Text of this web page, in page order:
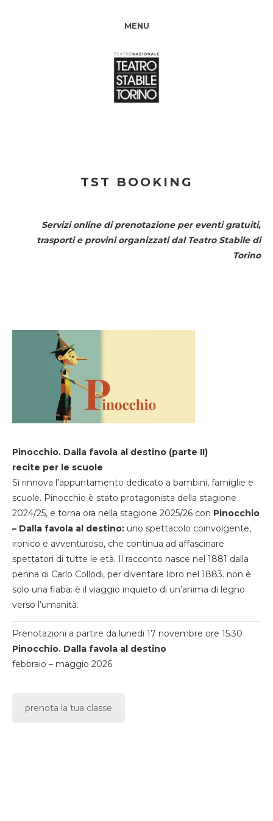
MENU
TST BOOKING
Servizi online di prenotazione per eventi gratuiti,
trasporti e provini organizzati dal Teatro Stabile di
Torino
Pinocchio. Dalla favola al destino (parte II)
recite per le scuole
Si rinnova l’appuntamento dedicato a bambini, famiglie e
scuole. Pinocchio è stato protagonista della stagione
2024/25, e torna ora nella stagione 2025/26 con Pinocchio
– Dalla favola al destino: uno spettacolo coinvolgente,
ironico e avventuroso, che continua ad affascinare
spettatori di tutte le età. Il racconto nasce nel 1881 dalla
penna di Carlo Collodi, per diventare libro nel 1883. non è
solo una fiaba: è il viaggio inquieto di un’anima di legno
verso l’umanità.
Prenotazioni a partire da lunedi 17 novembre ore 15.30
Pinocchio. Dalla favola al destino
febbraio – maggio 2026
prenota la tua classe